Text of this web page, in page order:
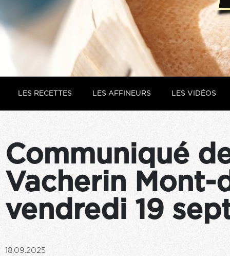
LES RECETTES LES AFFINEURS LES VIDÉOS
Communiqué
Vacherin Mont-
vendredi 19
18.09.2025